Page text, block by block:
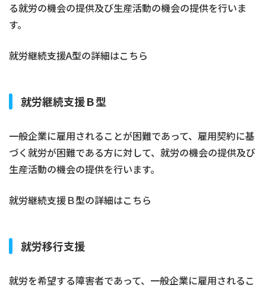
る就労の機会の提供及び生産活動の機会の提供を行いま
す。
就労継続支援A型の詳細はこちら
就労継続支援Ｂ型
一般企業に雇用されることが困難であって、雇用契約に基
づく就労が困難である方に対して、就労の機会の提供及び
生産活動の機会の提供を行います。
就労継続支援Ｂ型の詳細はこちら
就労移行支援
就労を希望する障害者であって、一般企業に雇用されるこ